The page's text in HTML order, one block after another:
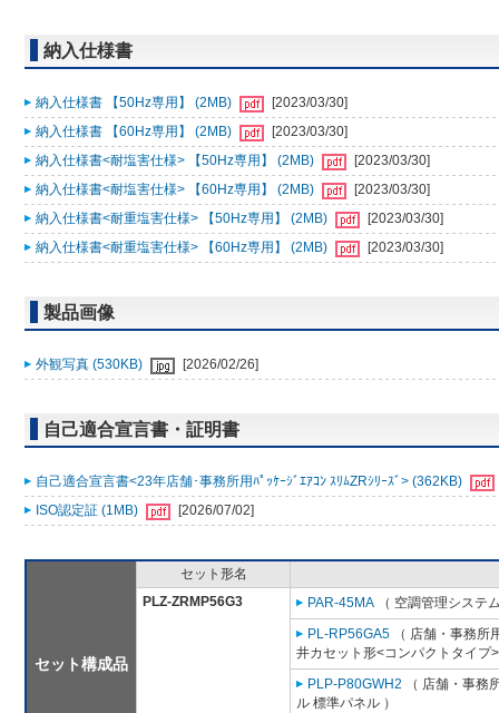
納入仕様書
納入仕様書 【50Hz専用】 (2MB)
[2023/03/30]
納入仕様書 【60Hz専用】 (2MB)
[2023/03/30]
納入仕様書<耐塩害仕様> 【50Hz専用】 (2MB)
[2023/03/30]
納入仕様書<耐塩害仕様> 【60Hz専用】 (2MB)
[2023/03/30]
納入仕様書<耐重塩害仕様> 【50Hz専用】 (2MB)
[2023/03/30]
納入仕様書<耐重塩害仕様> 【60Hz専用】 (2MB)
[2023/03/30]
製品画像
外観写真 (530KB) [2026/02/26]
自己適合宣言書・証明書
自己適合宣言書<23年店舗･事務所用ﾊﾟｯｹｰｼﾞｴｱｺﾝ ｽﾘﾑZRｼﾘｰｽﾞ> (362KB)
ISO認定証 (1MB)
[2026/07/02]
セット構成品
セット形名
PLZ-ZRMP56G3
PAR-45MA （ 空調管理システ
PL-RP56GA5 （ 店舗・事務所
井カセット形<コンパクトタイプ
PLP-P80GWH2 （ 店舗・事務
ル 標準パネル ）